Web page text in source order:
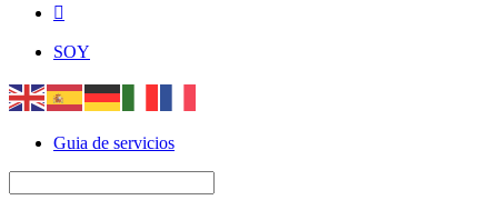

SOY
Guia de servicios